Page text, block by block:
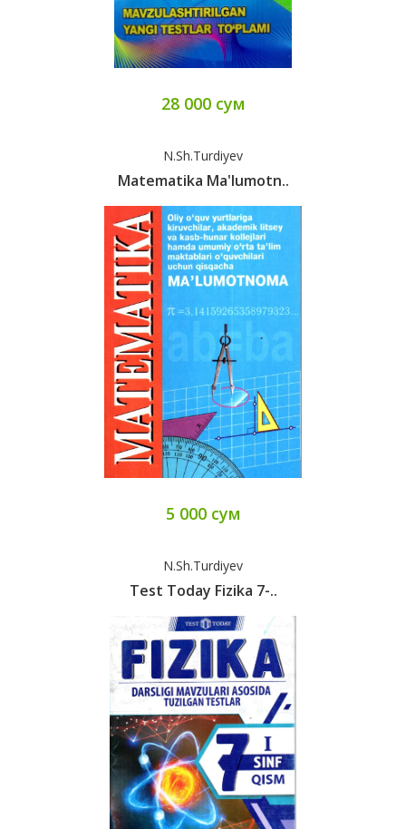
28 000 сум
N.Sh.Turdiyev
Matematika Ma'lumotn..
5 000 сум
N.Sh.Turdiyev
Test Today Fizika 7-..